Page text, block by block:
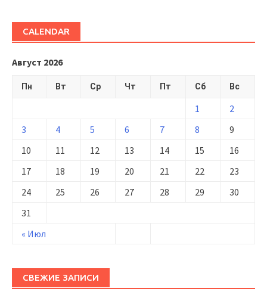
CALENDAR
Август 2026
Пн Вт Ср Чт Пт Сб Вс
« Июл
1
2
3
4 5 6 7 8
9
10
11 12 13 14 15
16
17
18 19 20 21 22
23
24
25 26 27 28 29
30
31
СВЕЖИЕ ЗАПИСИ